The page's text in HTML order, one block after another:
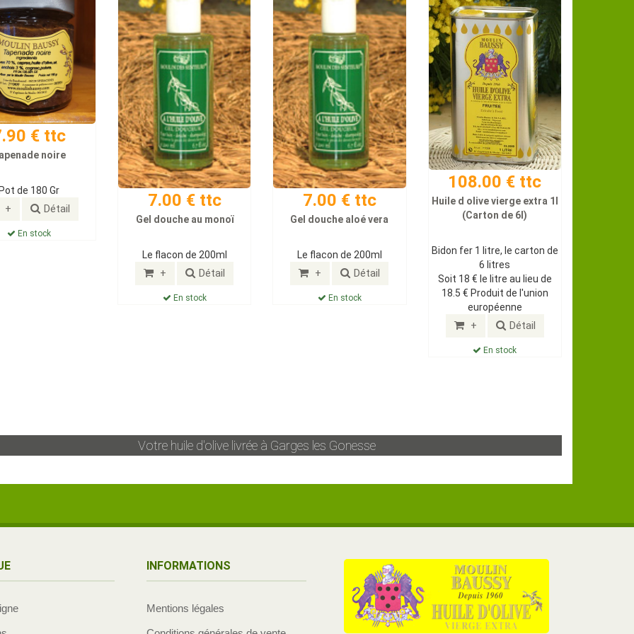
€ ttc
noire
de 180 Gr
+ Détail
En stock
7.00 € ttc
Gel douche au monoï
Le flacon de 200ml
+ Détail
En stock
7.00 € ttc
Gel douche aloé vera
Le flacon de 200ml
+ Détail
En stock
108.00 € ttc
Huile d olive vierge extra 1l
(Carton de 6l)
Bidon fer 1 litre, le carton de
6 litres
Soit 18 € le litre au lieu de
18.5 € Produit de l'union
européenne
+ Détail
En stock
Votre huile d'olive livrée à Garges les Gonesse
INFORMATIONS
Mentions légales